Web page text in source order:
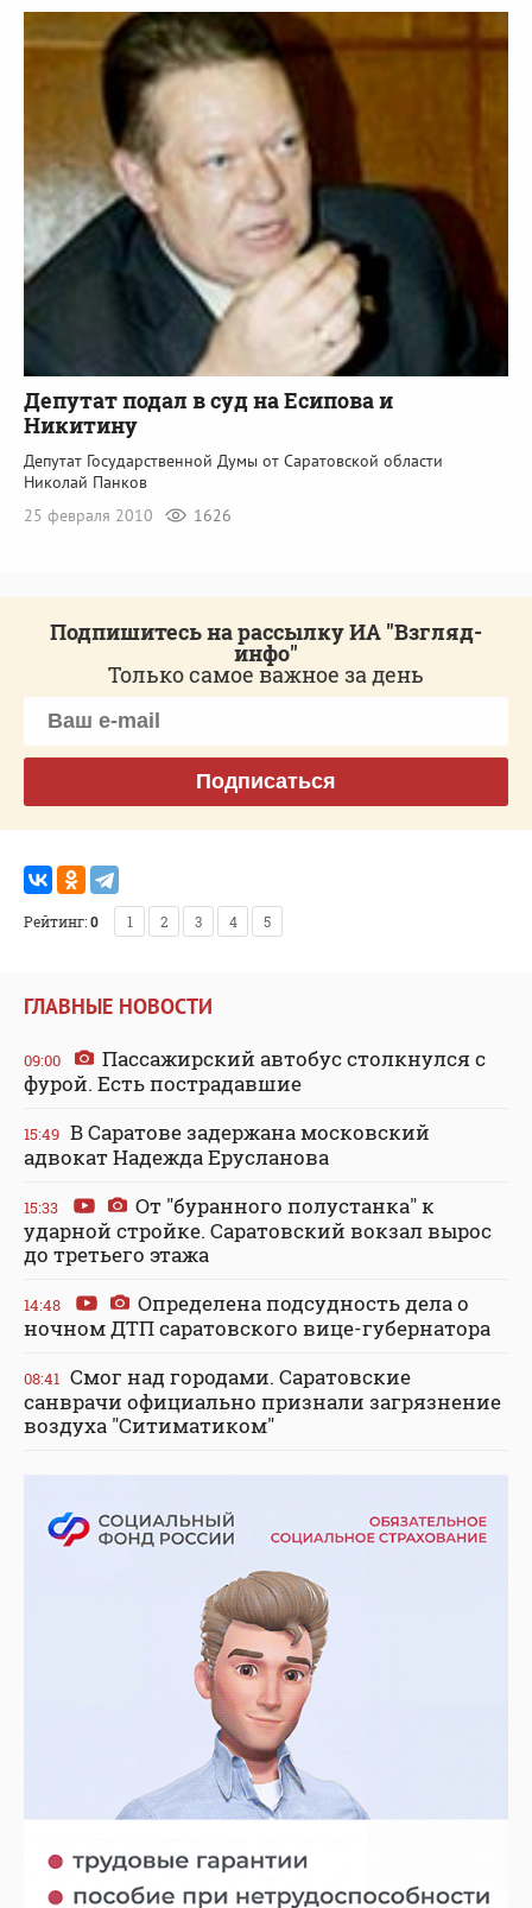
Депутат подал в суд на Есипова и
Никитину
Депутат Государственной Думы от Саратовской области
Николай Панков
25 февраля 2010
1626
Подпишитесь на рассылку ИА "Взгляд-
инфо"
Только самое важное за день
Подписаться
Рейтинг:0 1 2 3 4 5
ГЛАВНЫЕ НОВОСТИ
09:00
Пассажирский автобус столкнулся с
фурой. Есть пострадавшие
15:49 В Саратове задержана московский
адвокат Надежда Ерусланова
15:33
От "буранного полустанка" к
ударной стройке. Саратовский вокзал вырос
до третьего этажа
14:48
Определена подсудность дела о
ночном ДТП саратовского вице-губернатора
08:41 Смог над городами. Саратовские
санврачи официально признали загрязнение
воздуха "Ситиматиком"